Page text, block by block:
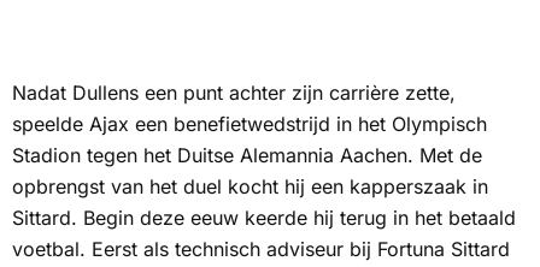
Nadat Dullens een punt achter zijn carrière zette,
speelde Ajax een benefietwedstrijd in het Olympisch
Stadion tegen het Duitse Alemannia Aachen. Met de
opbrengst van het duel kocht hij een kapperszaak in
Sittard. Begin deze eeuw keerde hij terug in het betaald
voetbal. Eerst als technisch adviseur bij Fortuna Sittard